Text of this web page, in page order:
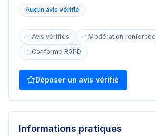
Aucun avis vérifié
Avis vérifiés
Modération renforcée
Conforme RGPD
Déposer un avis vérifié
Informations pratiques